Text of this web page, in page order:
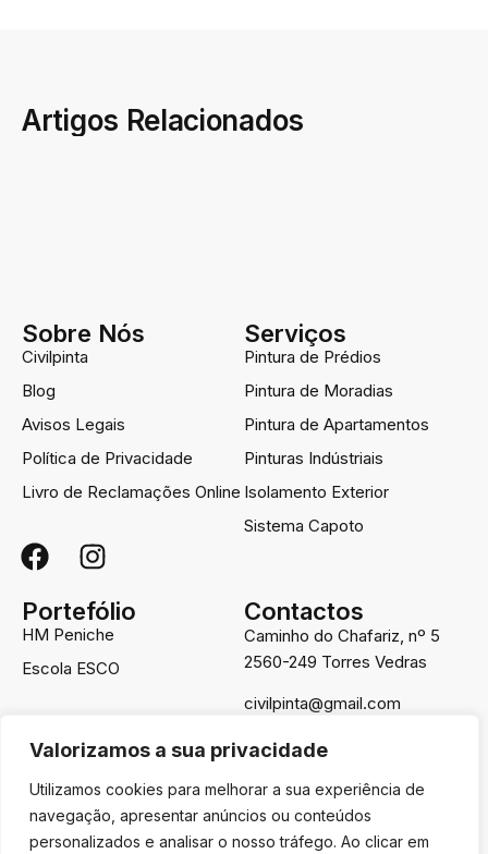
Valorizamos a sua privacidade
Utilizamos cookies para melhorar a sua experiência de
navegação, apresentar anúncios ou conteúdos
personalizados e analisar o nosso tráfego. Ao clicar em
Artigos Relacionados
Sobre Nós
Civilpinta
Blog
Avisos Legais
Política de Privacidade
Livro de Reclamações Online
Serviços
Pintura de Prédios
Pintura de Moradias
Pintura de Apartamentos
Pinturas Indústriais
Isolamento Exterior
Sistema Capoto
Portefólio
HM Peniche
Escola ESCO
Contactos
Caminho do Chafariz, nº 5
2560-249 Torres Vedras
civilpinta@gmail.com
961 352 325
* Chamada para a rede móvel
nacional